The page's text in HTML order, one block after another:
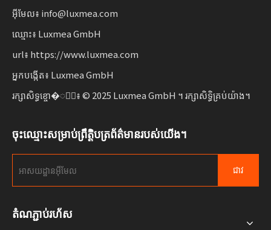
អ៊ីមែល៖ info@luxmea.com
ឈ្មោះ៖ Luxmea GmbH
url៖ https://www.luxmea.com
អ្នកបង្កើត៖ Luxmea GmbH
រក្សាសិទ្ធខ្ចោ�ាំ៖ © 2025 Luxmea GmbH ។ រក្សាសិទ្ធិគ្រប់យ៉ាង។
ចុះឈ្មោះសម្រាប់ព្រឹត្តិបត្រព័ត៌មានរបស់យើង។
ជាវ
តំណភ្ជាប់រហ័ស